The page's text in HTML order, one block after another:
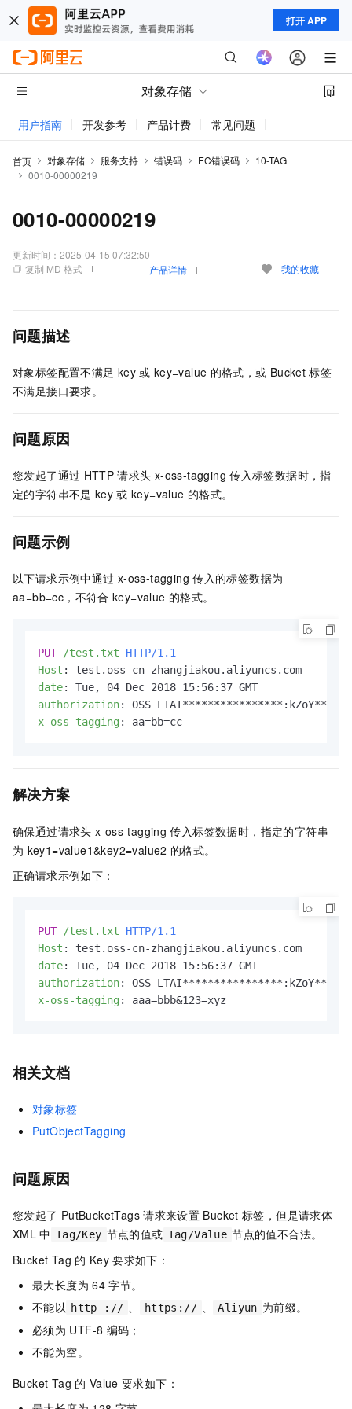
打开 APP
对象存储
用户指南 开发参考 产品计费 常见问题
首页 对象存储 服务支持 错误码 EC错误码
10-TAG
0010-00000219
0010-00000219
更新时间： 2025-04-15 07:32:50
复制 MD 格式
产品详情 我的收藏
问题描述
对象标签配置不满足 key 或 key=value 的格式，或 Bucket 标签
不满足接口要求。
问题原因
您发起了通过 HTTP 请求头 x-oss-tagging 传入标签数据时，指
定的字符串不是 key 或 key=value 的格式。
问题示例
以下请求示例中通过 x-oss-tagging 传入的标签数据为
aa=bb=cc，不符合 key=value 的格式。
PUT /test.txt
HTTP/1.1
Host :
date:
authorization:
x-oss-tagging : aa=bb=cc
解决方案
确保通过请求头 x-oss-tagging 传入标签数据时，指定的字符串
为 key1=value1&key2=value2 的格式。
正确请求示例如下：
PUT /test.txt
HTTP/1.1
Host :
date:
authorization:
x-oss-tagging : aaa=bbb&123=xyz
相关文档
对象标签
PutObjectTagging
问题原因
您发起了 PutBucketTags 请求来设置 Bucket 标签，但是请求体
XML 中 Tag/Key 节点的值或 Tag/Value 节点的值不合法。
Bucket Tag 的 Key 要求如下：
最大长度为 64 字节。
不能以
http :// https:// Aliyun 为前缀。
必须为 UTF-8 编码；
不能为空。
Bucket Tag 的 Value 要求如下：